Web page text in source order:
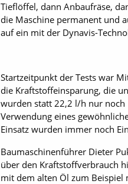
Tieflöffel, dann Anbaufräse,
die Maschine permanent und
auf ein mit der Dynavis-
Startzeitpunkt der Tests war
die Kraftstoffeinsparung, die
wurden statt 22,2 l/h nur noch
Verwendung eines
Einsatz wurden immer noch
Baumaschinenführer Dieter
über den Kraftstoffverbrauch
mit dem alten Öl zum Beispiel